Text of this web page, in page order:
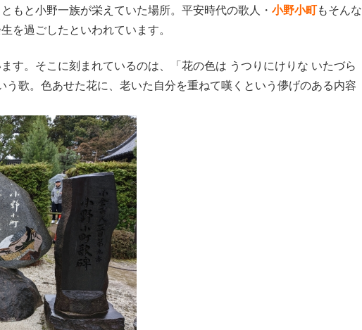
もと小野一族が栄えていた場所。平安時代の歌人・ 小野小町もそんな
を過ごしたといわれています。
す。そこに刻まれているのは、「花の色は うつりにけりな いたづら
う歌。色あせた花に、老いた自分を重ねて嘆くという儚げのある内容